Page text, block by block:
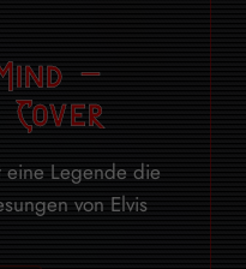
–
eine Legende die
von Elvis